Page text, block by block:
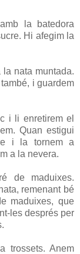
la batedora
Hi afegim la
la nata muntada.
i guardem
i li enretirem el
Quan estigui
i la tornem a
a la nevera.
de maduixes.
remenant bé
maduixes, que
les després per
trossets. Anem